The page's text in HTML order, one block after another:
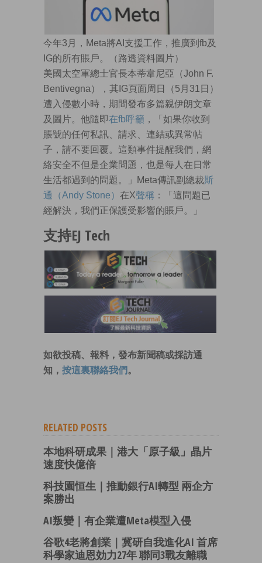
今年3月，Meta將AI支援工作，推廣到fb及
IG的所有賬戶。（路透資料圖片）
美國太空軍總士官長本蒂韋尼亞（John F.
Bentivegna），其IG頁面周日（5月31日）
遭入侵數小時，期間發布多篇親伊朗文章
及圖片。他隨即在fb呼籲 ，「如果你收到
賬號的任何私訊、請求、連結或異常帖
子，請不要回覆。這類事件提醒我們，網
絡安全不但是企業問題，也是每人在日常
生活都遇到的問題。」Meta傳訊副總裁斯
通（Andy Stone） 在X聲稱 ：「這問題已
經解決，我們正保護受影響的賬戶。」
支持EJ Tech
如欲投稿、報料，發布新聞稿或採訪通
知， 按這裏聯絡我們 。
RELATED POSTS
本地科研成果｜港大「原子級」晶片
速度快億倍
科技園恒生｜推動銀行AI轉型 兩企方
案勝出
AI叛變｜有企業遭Meta模型入侵
谷歌4老將創業｜冀研自我進化AI 首席
科學家迪恩効力27年 聯同3戰友離職